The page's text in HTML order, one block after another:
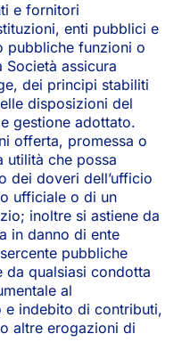
e fornitori
enti pubblici e
pubbliche funzioni o
assicura
dei principi stabiliti
disposizioni del
gestione adottato.
offerta, promessa o
utilità che possa
dei doveri dell’ufficio
ufficiale o di un
inoltre si astiene da
in danno di ente
pubbliche
qualsiasi condotta
al
e indebito di contributi,
altre erogazioni di